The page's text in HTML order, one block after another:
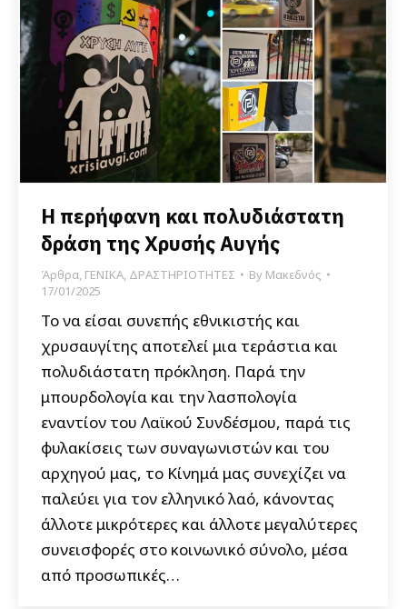
Η περήφανη και πολυδιάστατη
δράση της Χρυσής Αυγής
Άρθρα, ΓΕΝΙΚΑ, ΔΡΑΣΤΗΡΙΟΤΗΤΕΣ By Μακεδνός
17/01/2025
Το να είσαι συνεπής εθνικιστής και
χρυσαυγίτης αποτελεί μια τεράστια και
πολυδιάστατη πρόκληση. Παρά την
μπουρδολογία και την λασπολογία
εναντίον του Λαϊκού Συνδέσμου, παρά τις
φυλακίσεις των συναγωνιστών και του
αρχηγού μας, το Κίνημά μας συνεχίζει να
παλεύει για τον ελληνικό λαό, κάνοντας
άλλοτε μικρότερες και άλλοτε μεγαλύτερες
συνεισφορές στο κοινωνικό σύνολο, μέσα
από προσωπικές…